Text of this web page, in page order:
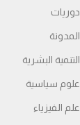
دوريات
المدونة
التنمية البشرية
علوم سياسية
علم الفيزياء